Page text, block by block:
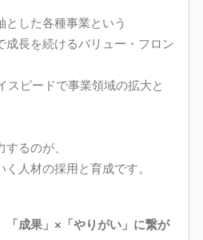
とした各種事業という
成長を続けるバリュー・フロン
スピードで事業領域の拡大と
るのが、
人材の採用と育成です。
成果」×「やりがい」に繋が